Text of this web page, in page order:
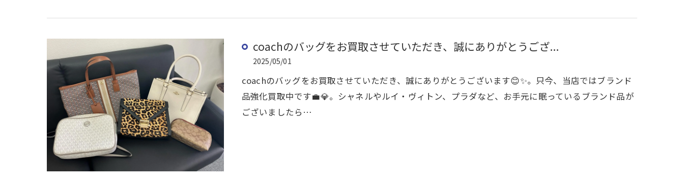
coachのバッグをお買取させていただき、誠にありがとうござ...
2025/05/01
coachのバッグをお買取させていただき、誠にありがとうございます😊✨。只今、当店ではブランド
品強化買取中です💼💎。シャネルやルイ・ヴィトン、プラダなど、お手元に眠っているブランド品が
ございましたら…